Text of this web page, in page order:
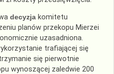
decyzja komitetu
planów przekopu Mierzei
uzasadniona.
trafiającej się
się pierwotnie
wynoszącej zaledwie 200